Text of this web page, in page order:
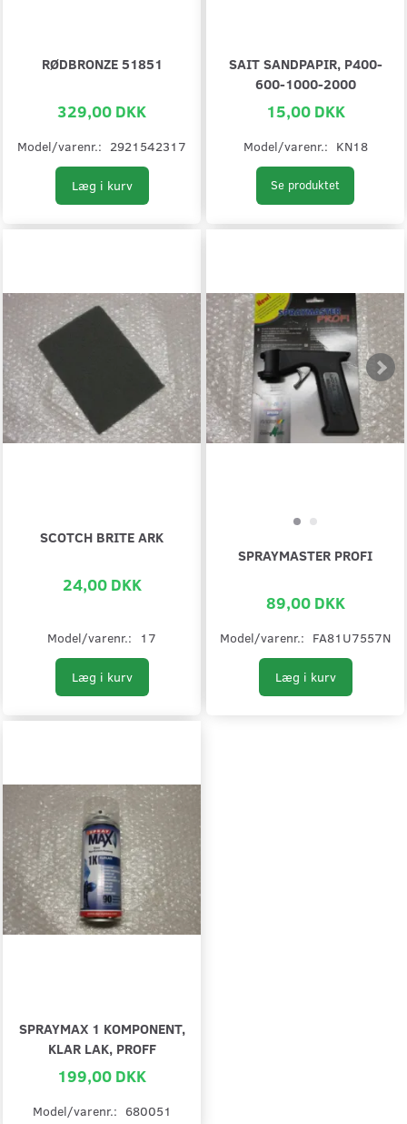
RØDBRONZE 51851
329,00 DKK
Model/varenr.: 2921542317
Læg i kurv
SAIT SANDPAPIR, P400-
600-1000-2000
15,00 DKK
Model/varenr.: KN18
Se produktet
SCOTCH BRITE ARK
24,00 DKK
Model/varenr.: 17
Læg i kurv
SPRAYMASTER PROFI
89,00 DKK
Model/varenr.: FA81U7557N
Læg i kurv
SPRAYMAX 1 KOMPONENT,
KLAR LAK, PROFF
199,00 DKK
Model/varenr.: 680051